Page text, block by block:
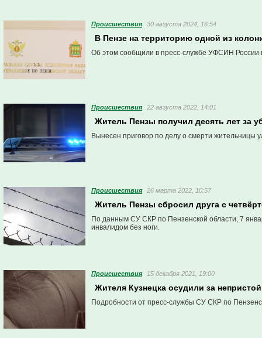
Проиcшествия 30 августа 2024, 16:54
В Пензе на территорию одной из
Об этом сообщили в пресс-службе УФСИН России
Проиcшествия 22 августа 2022, 14:01
Житель Пензы получил десять лет за
Вынесен приговор по делу о смерти жительницы
Проиcшествия 26 марта 2022, 10:57
Житель Пензы cбросил друга с
По данным СУ СКР по Пензенской области, 7
инвалидом без ноги.
Проиcшествия 15 декабря 2021, 19:00
Жителя Кузнецка осудили за
Подробности от пресс-службы СУ СКР по